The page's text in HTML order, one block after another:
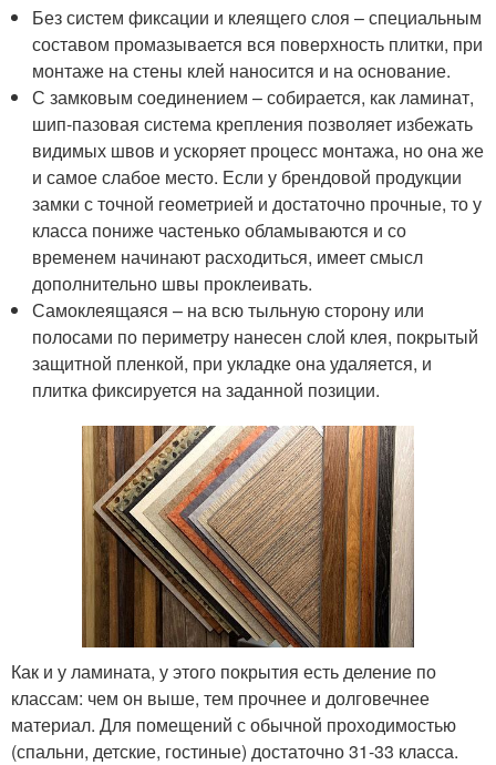
Без систем фиксации и клеящего слоя – специальным
составом промазывается вся поверхность плитки, при
монтаже на стены клей наносится и на основание.
С замковым соединением – собирается, как ламинат,
шип-пазовая система крепления позволяет избежать
видимых швов и ускоряет процесс монтажа, но она же
и самое слабое место. Если у брендовой продукции
замки с точной геометрией и достаточно прочные, то у
класса пониже частенько обламываются и со
временем начинают расходиться, имеет смысл
дополнительно швы проклеивать.
Самоклеящаяся – на всю тыльную сторону или
полосами по периметру нанесен слой клея, покрытый
защитной пленкой, при укладке она удаляется, и
плитка фиксируется на заданной позиции.
Как и у ламината, у этого покрытия есть деление по
классам: чем он выше, тем прочнее и долговечнее
материал. Для помещений с обычной проходимостью
(спальни, детские, гостиные) достаточно 31-33 класса.